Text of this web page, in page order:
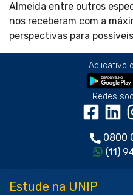
Almeida entre outros
nos receberam com a
perspectivas para
Aplicativo
Redes
0800
(11)
Estude na UNIP